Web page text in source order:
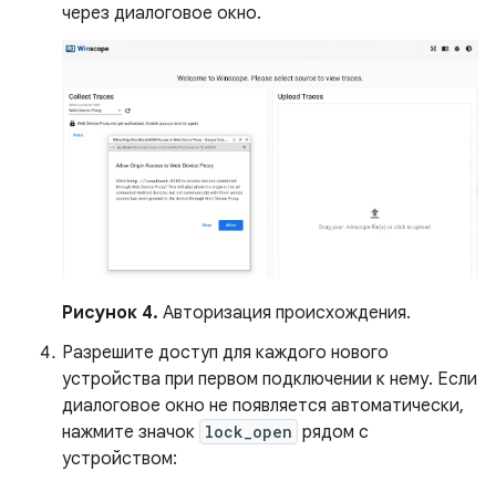
через диалоговое окно.
Рисунок 4. Авторизация происхождения.
Разрешите доступ для каждого нового
устройства при первом подключении к нему. Если
диалоговое окно не появляется автоматически,
нажмите значок lock_open рядом с
устройством: